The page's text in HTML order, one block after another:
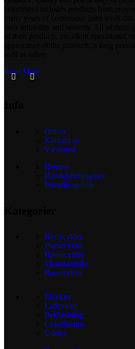
Read More
Om os
Kontakt os
Værksted
Reusers
Handelsbetingelser
Privatlivspolitik
Herrecykler
Damecykler
Børnecykler
Mountainbike
Racercykler
Elcykler
Ladcykler
Beklædning
Cykelhjelme
Udstyr